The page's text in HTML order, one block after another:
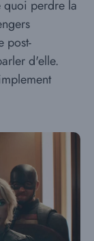
quoi perdre la
post-
d'elle.